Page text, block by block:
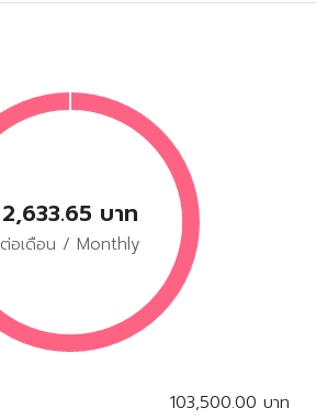
2,633.65 บาท
ต่อเดือน / Monthly
103,500.00 บาท